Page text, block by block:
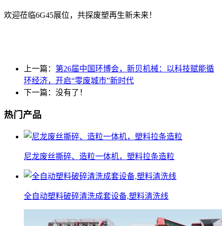
欢迎莅临6G45展位，共探废塑再生新未来！
上一篇： 第26届中国环博会，新贝机械：以科技赋能循
环经济，开启“零废城市”新时代
下一篇：没有了！
热门产品
尼龙废丝撕碎、造粒一体机，塑料拉条造粒
全自动塑料破碎清洗成套设备,塑料清洗线